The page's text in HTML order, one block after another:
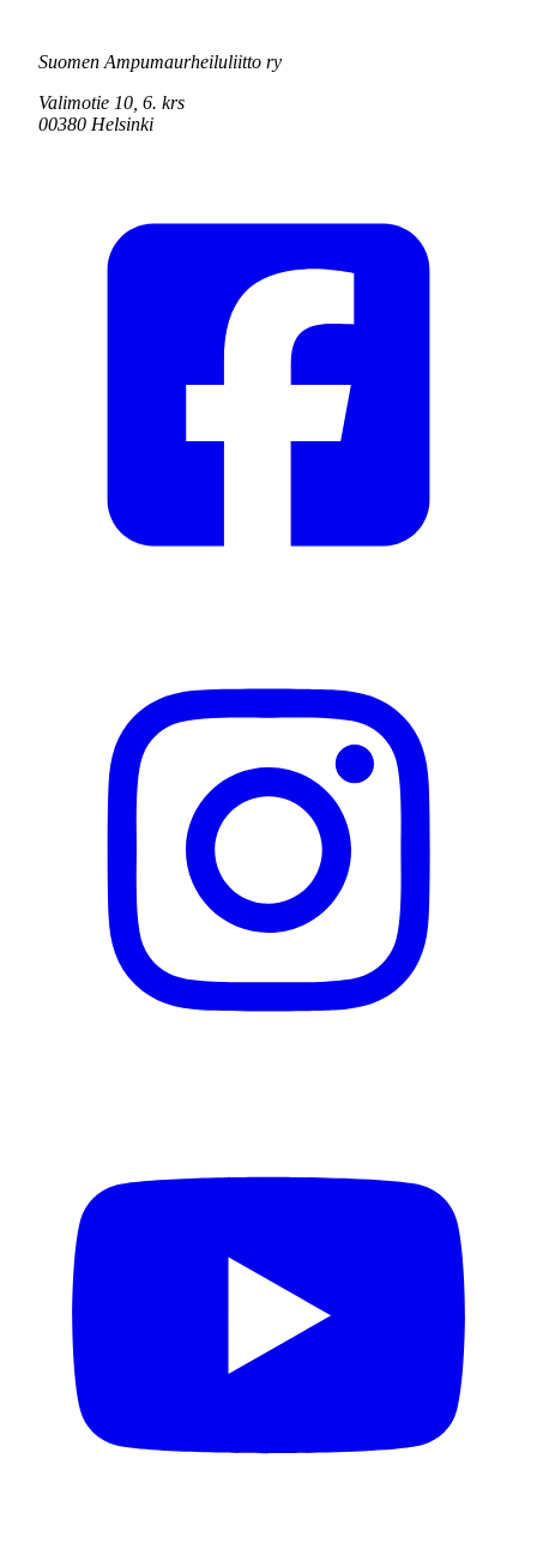
Suomen Ampumaurheiluliitto ry
Valimotie 10, 6. krs
00380 Helsinki